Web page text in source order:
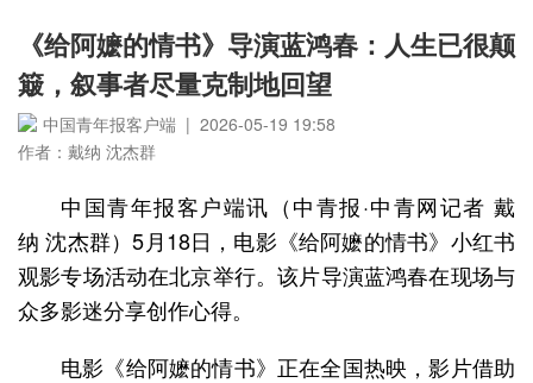
《给阿嬷的情书》导演蓝鸿春：人生已很颠
簸，叙事者尽量克制地回望
中国青年报客户端 | 2026-05-19 19:58
作者：戴纳 沈杰群
中国青年报客户端讯（中青报·中青网记者 戴
纳 沈杰群）5月18日，电影《给阿嬷的情书》小红书
观影专场活动在北京举行。该片导演蓝鸿春在现场与
众多影迷分享创作心得。
电影《给阿嬷的情书》正在全国热映，影片借助